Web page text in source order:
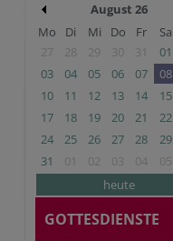
August 26
Mo
Di Mi Do Fr Sa
27
28 29 30 31 01
03
04 05 06 07 08
10
11 12 13 14 15
17
18 19 20 21 22
24
25 26 27 28 29
31
01 02 03 04 05
heute
GOTTESDIENSTE